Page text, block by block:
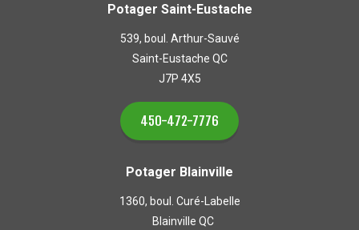
Potager Saint-Eustache
539, boul. Arthur-Sauvé
Saint-Eustache QC
J7P 4X5
450-472-7776
Potager Blainville
1360, boul. Curé-Labelle
Blainville QC